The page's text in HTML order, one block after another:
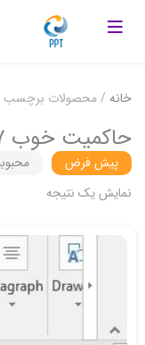
خانه / محصولات برچسب
حاکمیت خوب 27 اسلاید
پیش فرض
نمایش یک نتیجه